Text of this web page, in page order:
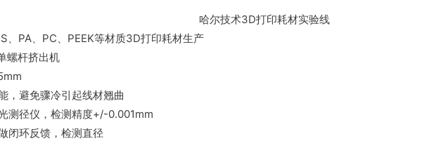
哈尔技术3D打印耗材实验线
PA、PC、PEEK等材质3D打印耗材生产
螺杆挤出机
，避免骤冷引起线材翘曲
测径仪，检测精度+/-0.001mm
闭环反馈，检测直径